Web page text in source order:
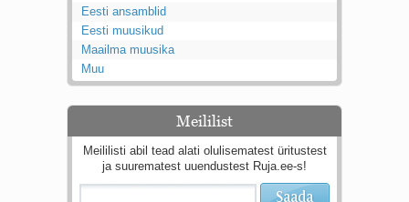
Eesti ansamblid
Eesti muusikud
Maailma muusika
Muu
Meililist
Meililisti abil tead alati olulisematest üritustest
ja suurematest uuendustest Ruja.ee-s!